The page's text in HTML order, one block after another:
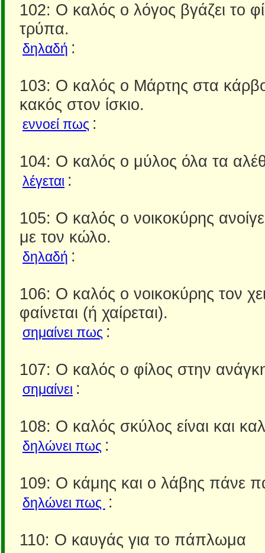
102: Ο καλός ο λόγος βγάζει το
τρύπα.
δηλαδή :
103: Ο καλός ο Μάρτης στα
κακός στον ίσκιο.
εννοεί πως :
104: Ο καλός ο μύλος όλα τα
λέγεται :
105: Ο καλός ο νοικοκύρης
με τον κώλο.
δηλαδή :
106: Ο καλός ο νοικοκύρης τον
φαίνεται (ή χαίρεται).
σημαίνει πως :
107: Ο καλός ο φίλος στην
σημαίνει :
108: Ο καλός σκύλος είναι και
δηλώνει πως :
109: Ο κάμης και ο λάβης πάνε
δηλώνει πως :
110: Ο καυγάς για το πάπλωμα